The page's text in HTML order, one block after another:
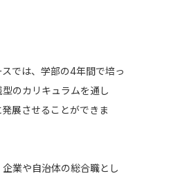
では、学部の4年間で培っ
のカリキュラムを通し
展させることができま
業や自治体の総合職とし